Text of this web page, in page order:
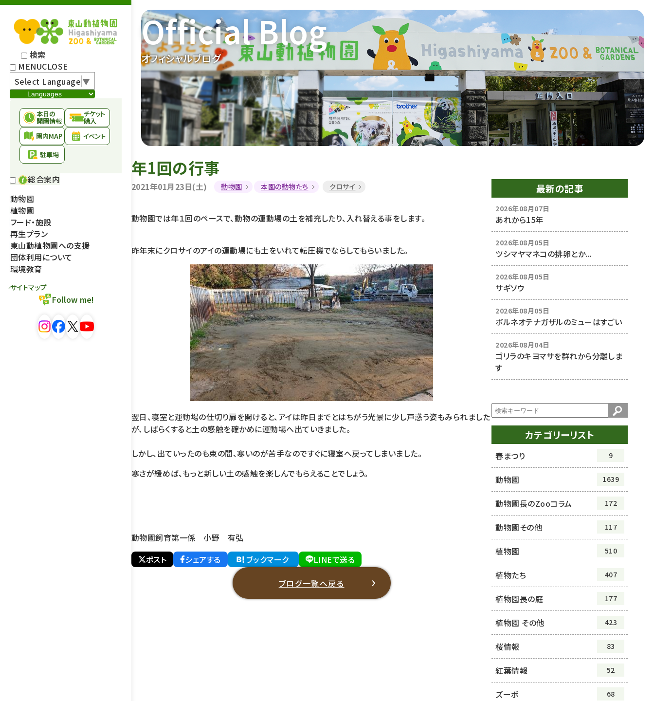
検索
MENUCLOSE
Select Language▼
本日の
開園情報
チケット
購入
園内MAP
イベント
駐車場
総合案内
動物園
植物園
フード・施設
再生プラン
東山動植物園への支援
団体利用について
環境教育
サイトマップ
Follow me!
オフィシャルブログ
Official Blog
年1回の行事
2021年01月23日(土) 動物園 本園の動物たち クロサイ
動物園では年１回のペースで、動物の運動場の土を補充したり、入れ替える事をします。
昨年末にクロサイのアイの運動場にも土をいれて転圧機でならしてもらいました。
翌日、寝室と運動場の仕切り扉を開けると、アイは昨日までとはちがう光景に少し戸惑う姿もみられました
が、しばらくすると土の感触を確かめに運動場へ出ていきました。
しかし、出ていったのも束の間、寒いのが苦手なのですぐに寝室へ戻ってしまいました。
寒さが緩めば、もっと新しい土の感触を楽しんでもらえることでしょう。
動物園飼育第一係 小野 有弘
ポスト
シェアする ブックマーク LINEで送る
ブログ一覧へ戻る
最新の記事
2026年08月07日
あれから15年
2026年08月05日
ツシマヤマネコの排卵とか...
2026年08月05日
サギソウ
2026年08月05日
ボルネオテナガザルのミューはすごい
2026年08月04日
ゴリラのキヨマサを群れから分離しま
す
カテゴリーリスト
春まつり 9
動物園 1639
動物園長のZooコラム 172
動物園その他 117
植物園 510
植物たち 407
植物園長の庭 177
植物園 その他 423
桜情報 83
紅葉情報 52
ズーボ 68